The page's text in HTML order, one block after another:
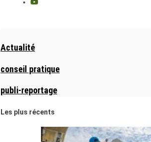
Actualité
conseil pratique
publi-reportage
Les plus récents